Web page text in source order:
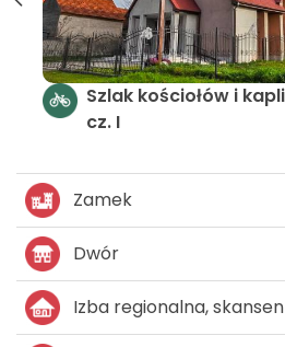
Zamek
Dwór
Izba regionalna, skansen